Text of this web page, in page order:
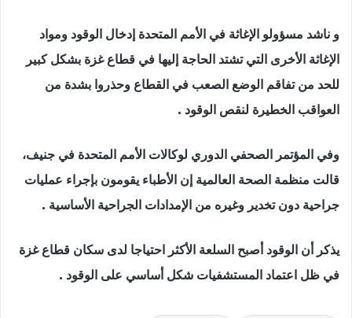
و ناشد مسؤولو الإغاثة في الأمم المتحدة إدخال الوقود ومواد
الإغاثة الأخرى التي تشتد الحاجة إليها في قطاع غزة بشكل كبير
للحد من تفاقم الوضع الصعب في القطاع وحذروا بشدة من
العواقب الخطيرة لنقص الوقود .
وفي المؤتمر الصحفي الدوري لوكالات الأمم المتحدة في جنيف،
قالت منظمة الصحة العالمية إن الأطباء يقومون بإجراء عمليات
جراحية دون تخدير وغيره من الإمدادات الجراحية الأساسية .
يذكر أن الوقود أصبح السلعة الأكثر احتياجا لدى سكان قطاع غزة
في ظل اعتماد المستشفيات شكل أساسي على الوقود .